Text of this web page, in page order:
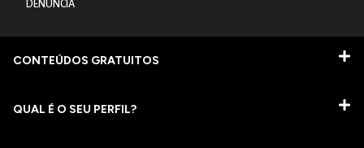
DENUNCIA
CONTEÚDOS GRATUITOS
QUAL É O SEU PERFIL?